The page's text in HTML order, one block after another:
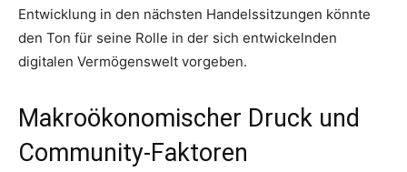
Entwicklung in den nächsten Handelssitzungen könnte
den Ton für seine Rolle in der sich entwickelnden
digitalen Vermögenswelt vorgeben.
Makroökonomischer Druck und
Community-Faktoren